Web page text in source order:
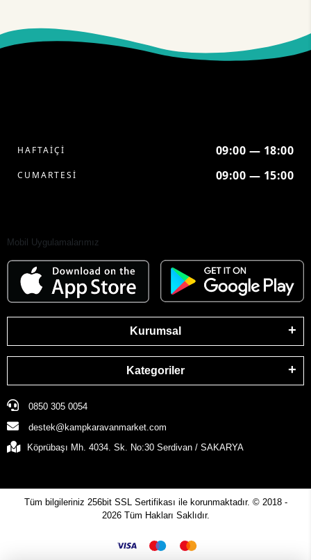
HAFTAİÇİ 09:00 — 18:00
CUMARTESİ 09:00 — 15:00
Mobil Uygulamalarımız
Kurumsal
Kategoriler
0850 305 0054
destek@kampkaravanmarket.com
Köprübaşı Mh. 4034. Sk. No:30 Serdivan / SAKARYA
Tüm bilgileriniz 256bit SSL Sertifikası ile korunmaktadır. © 2018 -
2026 Tüm Hakları Saklıdır.